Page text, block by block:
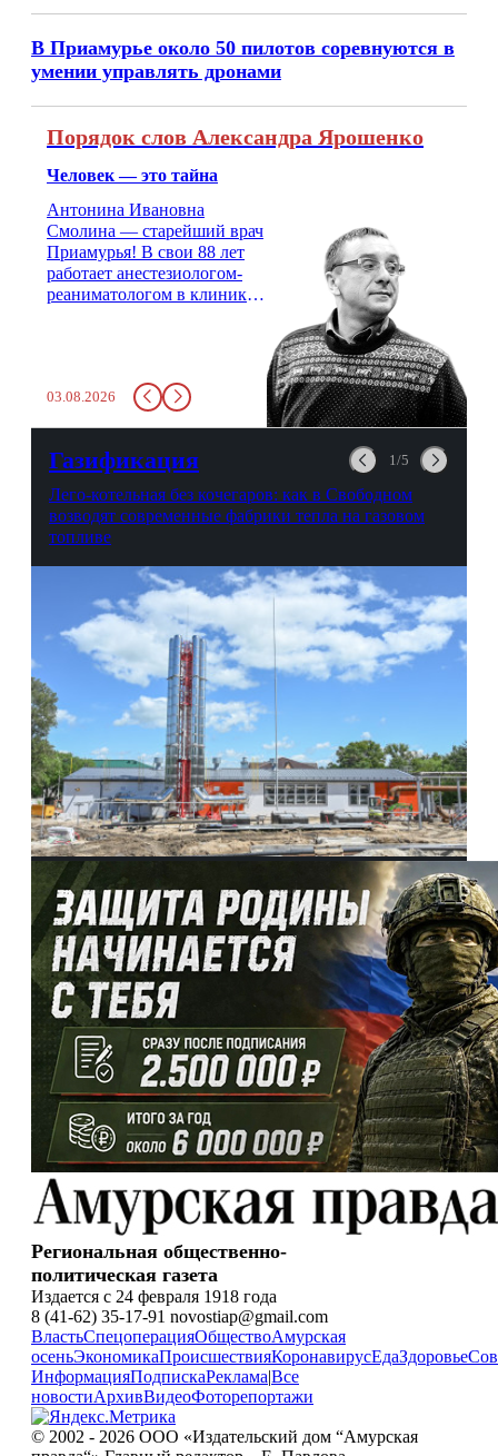
В Приамурье около 50 пилотов соревнуются в
умении управлять дронами
Порядок слов Александра Ярошенко
Человек — это тайна
Антонина Ивановна
Смолина — старейший врач
Приамурья! В свои 88 лет
работает анестезиологом-
реаниматологом в клинике
стажем о жизни, смерти
душе и духе. Откровенно о
03.08.2026
Газификация 1/5
Лего-котельная без кочегаров: как в Свободном
возводят современные фабрики тепла на газовом
топливе
Региональная общественно-
политическая газета
Издается с 24 февраля 1918 года
8 (41-62) 35-17-91 novostiap@gmail.com
ВластьСпецоперацияОбществоАмурская
осеньЭкономикаПроисшествияКоронавирусЕдаЗдоровье
ИнформацияПодпискаРеклама|Все
новостиАрхивВидеоФоторепортажи
© 2002 - 2026 ООО «Издательский дом “Амурская